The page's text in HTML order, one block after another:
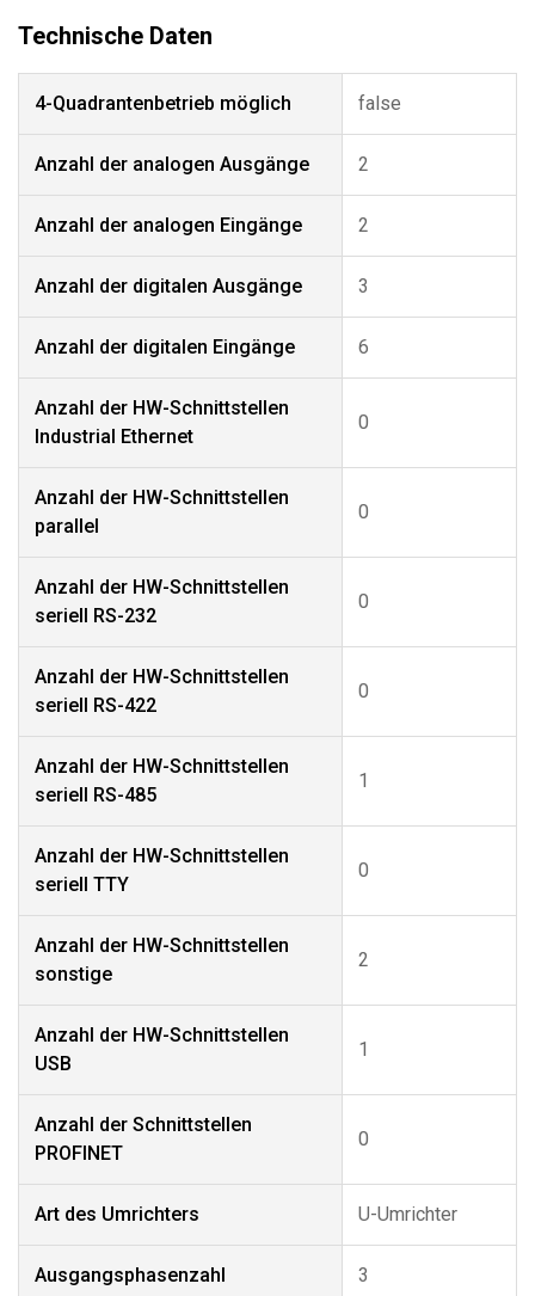
4-Quadrantenbetrieb möglich false
Anzahl der analogen Ausgänge 2
Anzahl der analogen Eingänge 2
Anzahl der digitalen Ausgänge 3
Anzahl der digitalen Eingänge 6
Anzahl der HW-Schnittstellen
Industrial Ethernet
0
Anzahl der HW-Schnittstellen
parallel
0
Anzahl der HW-Schnittstellen
seriell RS-232
0
Anzahl der HW-Schnittstellen
seriell RS-422
0
Anzahl der HW-Schnittstellen
seriell RS-485
1
Anzahl der HW-Schnittstellen
seriell TTY
0
Anzahl der HW-Schnittstellen
sonstige
2
Anzahl der HW-Schnittstellen
USB
1
Anzahl der Schnittstellen
PROFINET
0
Art des Umrichters U-Umrichter
Ausgangsphasenzahl 3